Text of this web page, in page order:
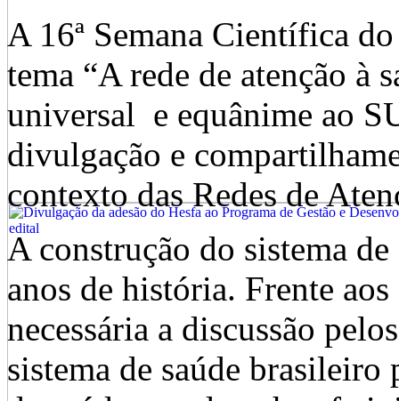
A 16ª Semana Científica
tema “A rede de atenção à
universal e equânime ao
divulgação e
contexto das Redes de
A construção do sistema
anos de história. Frente
necessária a discussão
sistema de saúde